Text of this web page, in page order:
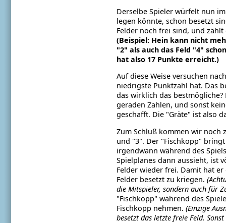
Derselbe Spieler würfelt nun
legen könnte, schon besetzt
Felder noch frei sind, und zählt
(Beispiel: Hein kann nicht
"2" als auch das Feld "4"
hat also 17 Punkte erreicht.)
Auf diese Weise versuchen
niedrigste Punktzahl hat. Das
das wirklich das
geraden Zahlen, und sonst
geschafft. Die "Gräte" ist also
Zum Schluß kommen wir noch
und "3". Der "Fischkopp"
irgendwann während des
Spielplanes dann aussieht, ist
Felder wieder frei. Damit hat
Felder besetzt zu kriegen.
die Mitspieler, sondern auch für
"Fischkopp" während des
Fischkopp nehmen. (Einzige
besetzt das letzte freie Feld.